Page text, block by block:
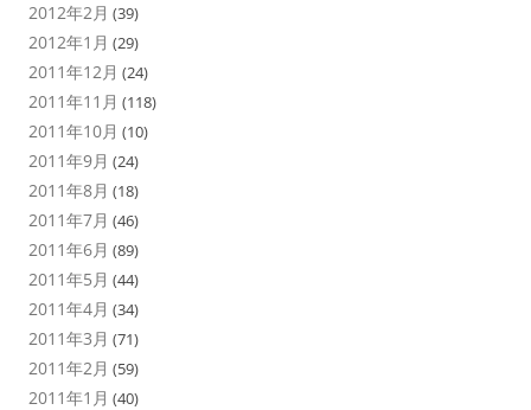
2012年2月 (39)
2012年1月 (29)
2011年12月 (24)
2011年11月 (118)
2011年10月 (10)
2011年9月 (24)
2011年8月 (18)
2011年7月 (46)
2011年6月 (89)
2011年5月 (44)
2011年4月 (34)
2011年3月 (71)
2011年2月 (59)
2011年1月 (40)